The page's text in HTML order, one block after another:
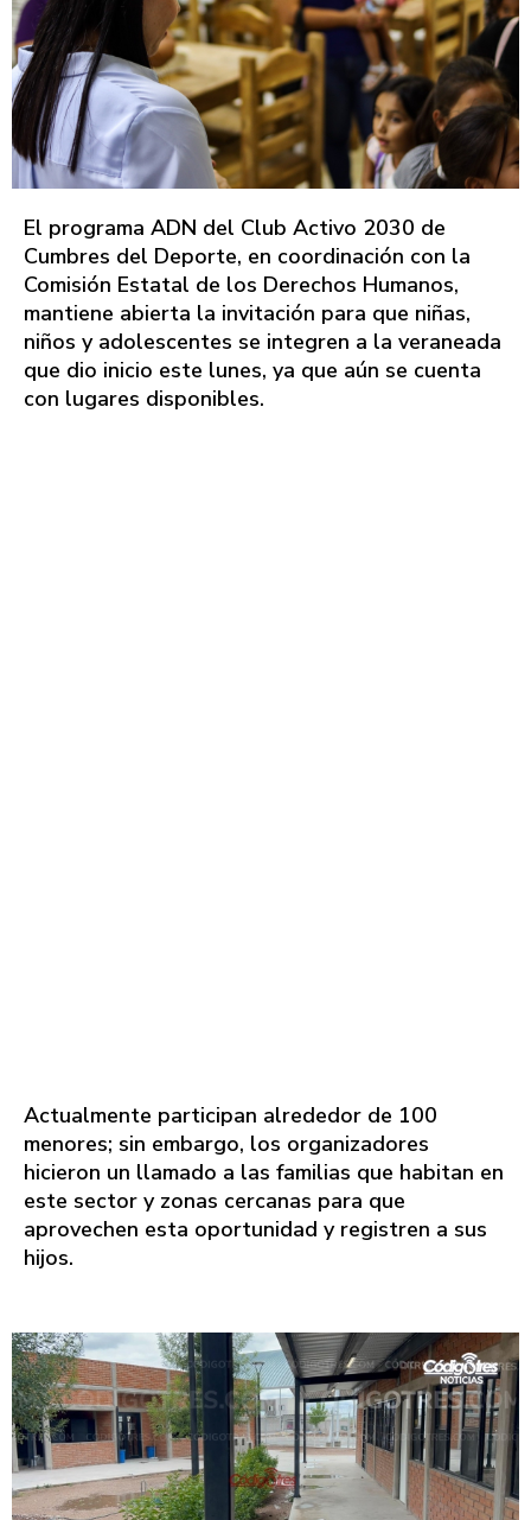
El programa ADN del Club Activo 2030 de
Cumbres del Deporte, en coordinación con la
Comisión Estatal de los Derechos Humanos,
mantiene abierta la invitación para que niñas,
niños y adolescentes se integren a la veraneada
que dio inicio este lunes, ya que aún se cuenta
con lugares disponibles.
Actualmente participan alrededor de 100
menores; sin embargo, los organizadores
hicieron un llamado a las familias que habitan en
este sector y zonas cercanas para que
aprovechen esta oportunidad y registren a sus
hijos.